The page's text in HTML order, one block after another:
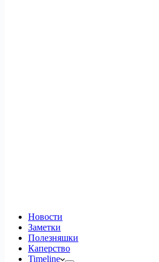
Новости
Заметки
Полезняшки
Каперство
Timeline